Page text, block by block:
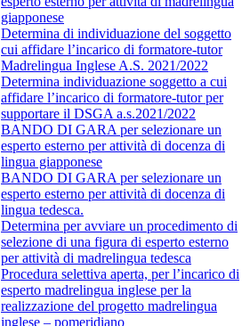
giapponese
Determina di individuazione del soggetto
cui affidare l’incarico di formatore-tutor
Madrelingua Inglese A.S. 2021/2022
Determina individuazione soggetto a cui
affidare l’incarico di formatore-tutor per
supportare il DSGA a.s.2021/2022
BANDO DI GARA per selezionare un
esperto esterno per attività di docenza di
lingua giapponese
BANDO DI GARA per selezionare un
esperto esterno per attività di docenza di
lingua tedesca.
Determina per avviare un procedimento di
selezione di una figura di esperto esterno
per attività di madrelingua tedesca
Procedura selettiva aperta, per l’incarico di
esperto madrelingua inglese per la
realizzazione del progetto madrelingua
inglese – pomeridiano